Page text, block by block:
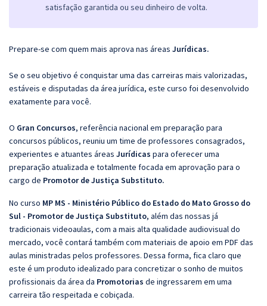
satisfação garantida ou seu dinheiro de volta.
Prepare-se com quem mais aprova nas áreas Jurídicas.
Se o seu objetivo é conquistar uma das carreiras mais valorizadas,
estáveis e disputadas da área jurídica, este curso foi desenvolvido
exatamente para você.
O Gran Concursos, referência nacional em preparação para
concursos públicos, reuniu um time de professores consagrados,
experientes e atuantes áreas Jurídicas para oferecer uma
preparação atualizada e totalmente focada em aprovação para o
cargo de Promotor de Justiça Substituto.
No curso MP MS - Ministério Público do Estado do Mato Grosso do
Sul - Promotor de Justiça Substituto, além das nossas já
tradicionais videoaulas, com a mais alta qualidade audiovisual do
mercado, você contará também com materiais de apoio em PDF das
aulas ministradas pelos professores. Dessa forma, fica claro que
este é um produto idealizado para concretizar o sonho de muitos
profissionais da área da Promotorias de ingressarem em uma
carreira tão respeitada e cobiçada.